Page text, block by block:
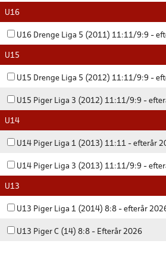
U16
U16 Drenge Liga 5 (2011) 11:11/9:9 -
U15
U15 Drenge Liga 5 (2012) 11:11/9:9 -
U15 Piger Liga 3 (2012) 11:11/9:9 -
U14
U14 Piger Liga 1 (2013) 11:11 - efterår
U14 Piger Liga 3 (2013) 11:11/9:9 -
U13
U13 Piger Liga 1 (2014) 8:8 - efterår
U13 Piger C (14) 8:8 - Efterår 2026